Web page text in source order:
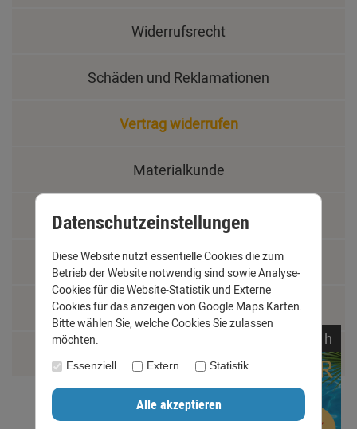
Widerrufsrecht
Schäden und Reklamationen
Vertrag widerrufen
Materialkunde
Fachbegriffe
Jobs
Montage und Installationshilfen
h
Datenschutzeinstellungen
Diese Website nutzt essentielle Cookies die zum
Betrieb der Website notwendig sind sowie Analyse-
Cookies für die Website-Statistik und Externe
Cookies für das anzeigen von Google Maps Karten.
Bitte wählen Sie, welche Cookies Sie zulassen
möchten.
Essenziell Extern Statistik